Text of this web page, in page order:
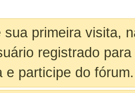
sua primeira visita,
registrado
e participe do fórum.